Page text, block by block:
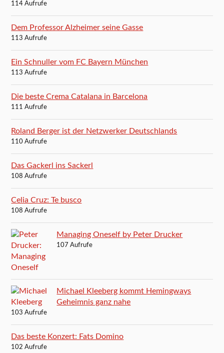
114 Aufrufe
Dem Professor Alzheimer seine Gasse
113 Aufrufe
Ein Schnuller vom FC Bayern München
113 Aufrufe
Die beste Crema Catalana in Barcelona
111 Aufrufe
Roland Berger ist der Netzwerker Deutschlands
110 Aufrufe
Das Gackerl ins Sackerl
108 Aufrufe
Celia Cruz: Te busco
108 Aufrufe
Managing Oneself by Peter Drucker
107 Aufrufe
Michael Kleeberg kommt Hemingways
Geheimnis ganz nahe
103 Aufrufe
Das beste Konzert: Fats Domino
102 Aufrufe